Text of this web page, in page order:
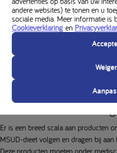
MSUD brengt gedurende het hele
zich mee, afhankelijk van de
volwassene zullen de behoeften en
baby’s hebben speciale voeding
met dieetbeperkingen, tieners
en volwassenen moeten hun dieet
Er is een breed scala aan producten
MSUD-dieet volgen en dragen bij
andere websites) te tonen en u
sociale media. Meer informatie is
Cookieverklaring en